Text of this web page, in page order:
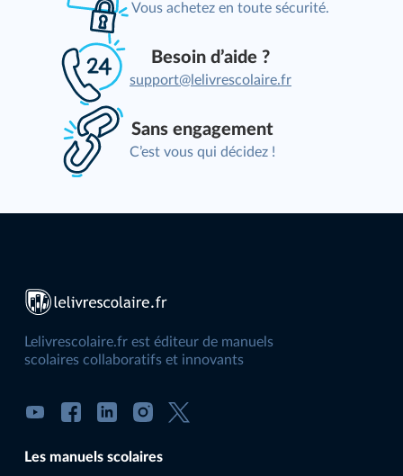
Vous achetez en toute sécurité.
Besoin d’aide ?
support@lelivrescolaire.fr
Sans engagement
C’est vous qui décidez !
Lelivrescolaire.fr est éditeur de manuels
scolaires collaboratifs et innovants
Les manuels scolaires